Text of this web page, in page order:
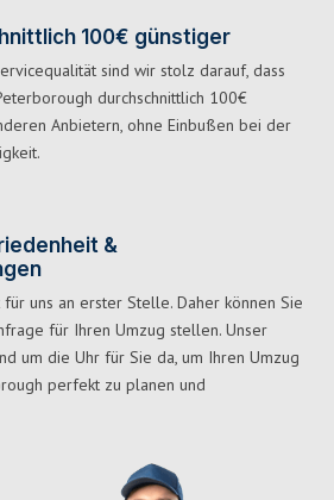
100€ günstiger
sind wir stolz darauf, dass
durchschnittlich 100€
Anbietern, ohne Einbußen bei der
&
uns an erster Stelle. Daher können Sie
für Ihren Umzug stellen. Unser
um die Uhr für Sie da, um Ihren Umzug
perfekt zu planen und